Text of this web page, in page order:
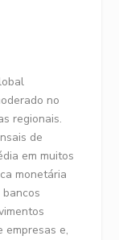
no
regionais.
de
em muitos
monetária
empresas e,